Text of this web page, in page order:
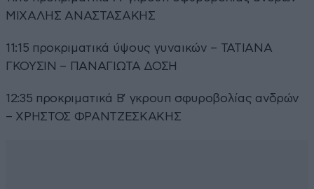
ΜΙΧΑΛΗΣ ΑΝΑΣΤΑΣΑΚΗΣ
11:15 προκριματικά ύψους γυναικών – ΤΑΤΙΑΝΑ
ΓΚΟΥΣΙΝ – ΠΑΝΑΓΙΩΤΑ ΔΟΣΗ
12:35 προκριματικά Β’ γκρουπ σφυροβολίας ανδρών
– ΧΡΗΣΤΟΣ ΦΡΑΝΤΖΕΣΚΑΚΗΣ